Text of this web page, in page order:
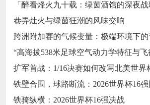
「醉看烽火九十载：绿茵酒馆的深夜战
巷弄灶火与绿茵狂潮的风味交响
扩军首战：1/16决赛如何改写北美世界
铁壁合围，球路断流：2026世界杯16
铁骑纵横：2026世界杯16强决战